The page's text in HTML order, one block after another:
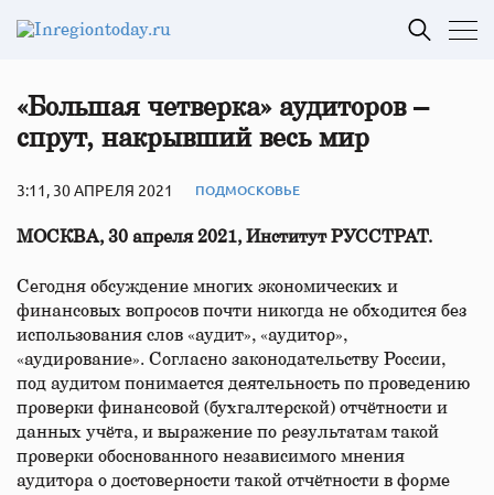
«Большая четверка» аудиторов –
спрут, накрывший весь мир
3:11, 30 АПРЕЛЯ 2021 ПОДМОСКОВЬЕ
МОСКВА, 30 апреля 2021, Институт РУССТРАТ.
Сегодня обсуждение многих экономических и
финансовых вопросов почти никогда не обходится без
использования слов «аудит», «аудитор»,
«аудирование». Согласно законодательству России,
под аудитом понимается деятельность по проведению
проверки финансовой (бухгалтерской) отчётности и
данных учёта, и выражение по результатам такой
проверки обоснованного независимого мнения
аудитора о достоверности такой отчётности в форме